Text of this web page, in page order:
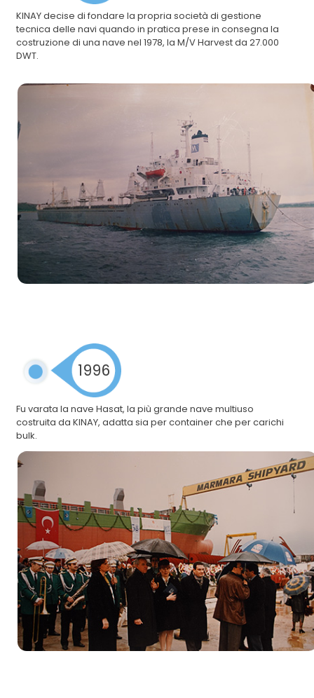
KINAY decise di fondare la propria società di gestione
tecnica delle navi quando in pratica prese in consegna la
costruzione di una nave nel 1978, la M/V Harvest da 27.000
DWT.
1996
Fu varata la nave Hasat, la più grande nave multiuso
costruita da KINAY, adatta sia per container che per carichi
bulk.